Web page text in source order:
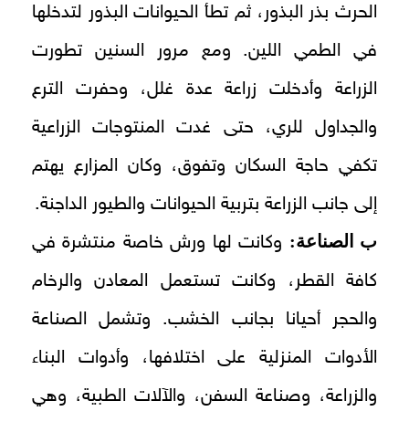
الحرث بذر البذور، ثم تطأ الحيوانات البذور لتدخلها
في الطمي اللين. ومع مرور السنين تطورت
الزراعة وأدخلت زراعة عدة غلل، وحفرت الترع
والجداول للري، حتى غدت المنتوجات الزراعية
تكفي حاجة السكان وتفوق، وكان المزارع يهتم
إلى جانب الزراعة بتربية الحيوانات والطيور الداجنة.
ب الصناعة: وكانت لها ورش خاصة منتشرة في
كافة القطر، وكانت تستعمل المعادن والرخام
والحجر أحيانا بجانب الخشب. وتشمل الصناعة
الأدوات المنزلية على اختلافها، وأدوات البناء
والزراعة، وصناعة السفن، والآلات الطبية، وهي